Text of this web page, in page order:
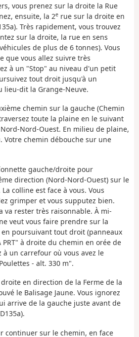
vous prenez sur la droite la Rue
ensuite, la 2e rue sur la droite en
Très rapidement, vous trouvez
sur la droite, la rue en sens
de plus de 6 tonnes). Vous
que vous allez suivre très
à un "Stop" au niveau d'un petit
tout droit jusqu'à un
lieu-dit la Grange-Neuve.
chemin sur la gauche (Chemin
toute la plaine en le suivant
Nord-Ouest. En milieu de plaine,
Votre chemin débouche sur une
gauche/droite pour
direction (Nord-Nord-Ouest) sur le
colline est face à vous. Vous
grimper et vous supputez bien.
va rester très raisonnable. À mi-
veut vous faire prendre sur la
en poursuivant tout droit (panneaux
PRT" à droite du chemin en orée de
à un carrefour où vous avez le
- alt. 330 m".
en direction de la Ferme de la
le Balisage Jaune. Vous ignorez
arrive de la gauche juste avant de
continuer sur le chemin, en face